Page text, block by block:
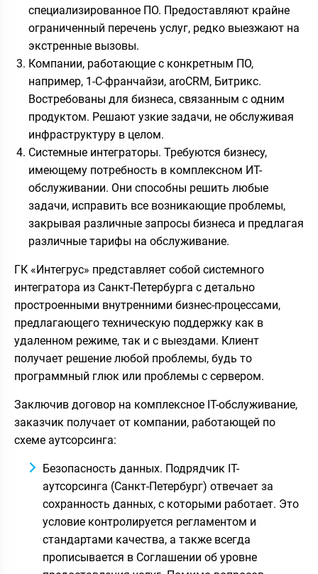
специализированное ПО. Предоставляют крайне
ограниченный перечень услуг, редко выезжают на
экстренные вызовы.
Компании, работающие с конкретным ПО,
например, 1-С-франчайзи, aroCRM, Битрикс.
Востребованы для бизнеса, связанным с одним
продуктом. Решают узкие задачи, не обслуживая
инфраструктуру в целом.
Системные интеграторы. Требуются бизнесу,
имеющему потребность в комплексном ИТ-
обслуживании. Они способны решить любые
задачи, исправить все возникающие проблемы,
закрывая различные запросы бизнеса и предлагая
различные тарифы на обслуживание.
ГК «Интегрус» представляет собой системного
интегратора из Санкт-Петербурга с детально
простроенными внутренними бизнес-процессами,
предлагающего техническую поддержку как в
удаленном режиме, так и с выездами. Клиент
получает решение любой проблемы, будь то
программный глюк или проблемы с сервером.
Заключив договор на комплексное IT-обслуживание,
заказчик получает от компании, работающей по
схеме аутсорсинга:
Безопасность данных. Подрядчик IT-
аутсорсинга (Санкт-Петербург) отвечает за
сохранность данных, с которыми работает. Это
условие контролируется регламентом и
стандартами качества, а также всегда
прописывается в Соглашении об уровне